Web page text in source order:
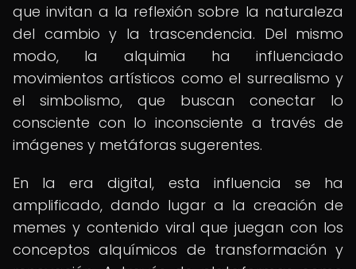
que invitan a la reflexión sobre la naturaleza
del cambio y la trascendencia. Del mismo
modo, la alquimia ha influenciado
movimientos artísticos como el surrealismo y
el simbolismo, que buscan conectar lo
consciente con lo inconsciente a través de
imágenes y metáforas sugerentes.
En la era digital, esta influencia se ha
amplificado, dando lugar a la creación de
memes y contenido viral que juegan con los
conceptos alquímicos de transformación y